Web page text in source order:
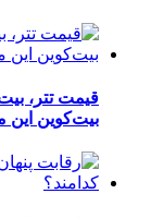
بیت‌کوین این